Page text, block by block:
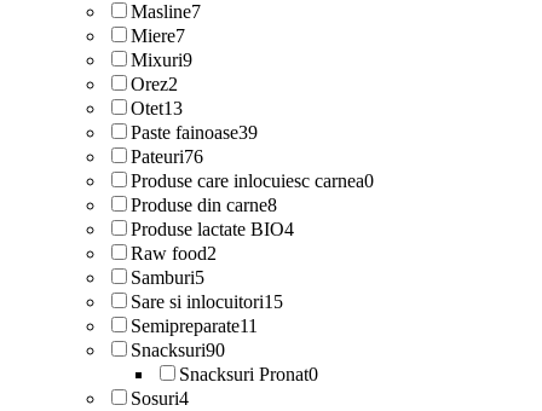
Masline7
Miere7
Mixuri9
Orez2
Otet13
Paste fainoase39
Pateuri76
Produse care inlocuiesc carnea0
Produse din carne8
Produse lactate BIO4
Raw food2
Samburi5
Sare si inlocuitori15
Semipreparate11
Snacksuri90
Snacksuri Pronat0
Sosuri4